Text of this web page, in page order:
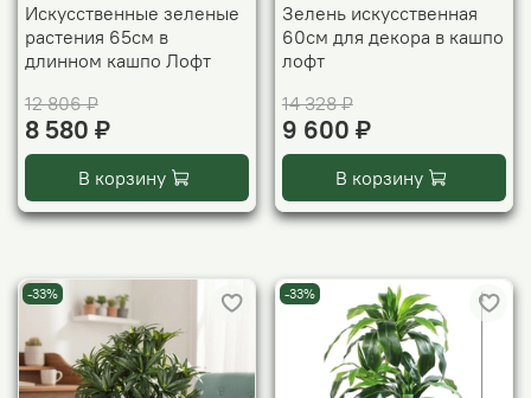
Искусственные зеленые
растения 65см в
длинном кашпо Лофт
12 806 ₽
8 580 ₽
В корзину
Зелень искусственная
60см для декора в кашпо
лофт
14 328 ₽
9 600 ₽
В корзину
-33% -33%